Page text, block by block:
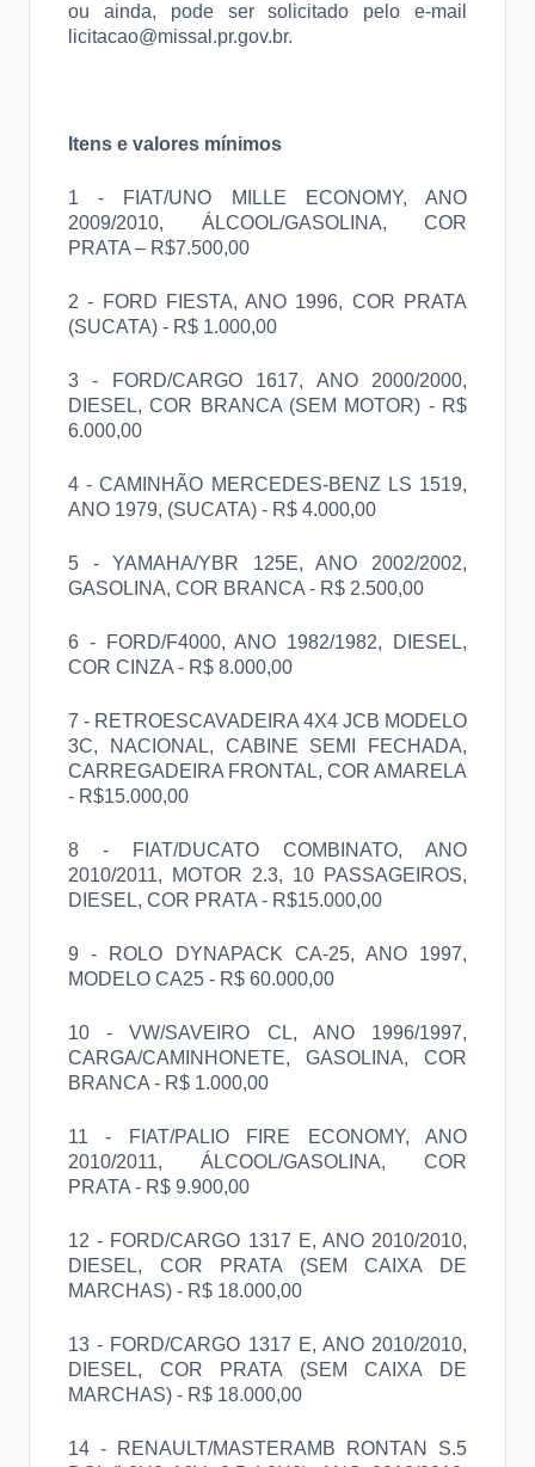
ou ainda, pode ser solicitado pelo e-mail
licitacao@missal.pr.gov.br.
Itens e valores mínimos
1 - FIAT/UNO MILLE ECONOMY, ANO
2009/2010, ÁLCOOL/GASOLINA, COR
PRATA – R$7.500,00
2 - FORD FIESTA, ANO 1996, COR PRATA
(SUCATA) - R$ 1.000,00
3 - FORD/CARGO 1617, ANO 2000/2000,
DIESEL, COR BRANCA (SEM MOTOR) - R$
6.000,00
4 - CAMINHÃO MERCEDES-BENZ LS 1519,
ANO 1979, (SUCATA) - R$ 4.000,00
5 - YAMAHA/YBR 125E, ANO 2002/2002,
GASOLINA, COR BRANCA - R$ 2.500,00
6 - FORD/F4000, ANO 1982/1982, DIESEL,
COR CINZA - R$ 8.000,00
7 - RETROESCAVADEIRA 4X4 JCB MODELO
3C, NACIONAL, CABINE SEMI FECHADA,
CARREGADEIRA FRONTAL, COR AMARELA
- R$15.000,00
8 - FIAT/DUCATO COMBINATO, ANO
2010/2011, MOTOR 2.3, 10 PASSAGEIROS,
DIESEL, COR PRATA - R$15.000,00
9 - ROLO DYNAPACK CA-25, ANO 1997,
MODELO CA25 - R$ 60.000,00
10 - VW/SAVEIRO CL, ANO 1996/1997,
CARGA/CAMINHONETE, GASOLINA, COR
BRANCA - R$ 1.000,00
11 - FIAT/PALIO FIRE ECONOMY, ANO
2010/2011, ÁLCOOL/GASOLINA, COR
PRATA - R$ 9.900,00
12 - FORD/CARGO 1317 E, ANO 2010/2010,
DIESEL, COR PRATA (SEM CAIXA DE
MARCHAS) - R$ 18.000,00
13 - FORD/CARGO 1317 E, ANO 2010/2010,
DIESEL, COR PRATA (SEM CAIXA DE
MARCHAS) - R$ 18.000,00
14 - RENAULT/MASTERAMB RONTAN S.5